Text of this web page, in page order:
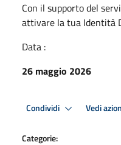
Con il supporto del
attivare la tua Identità
Data :
26 maggio 2026
Condividi Vedi
Categorie: